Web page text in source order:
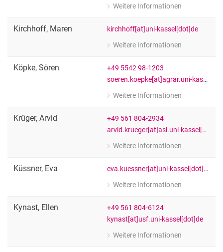
Weitere Informationen
zu Jasmina Jurasik
Kirchhoff, Maren
kirchhoff[at]uni-kassel[dot]de
Weitere Informationen
zu Maren Kirchhoff
Köpke, Sören
+49 5542 98-1203
soeren.koepke[at]agrar.uni-kassel[dot]de
Weitere Informationen
zu Sören Köpke
Krüger, Arvid
+49 561 804-2934
arvid.krueger[at]asl.uni-kassel[dot]de
Weitere Informationen
zu Arvid Krüger
Küssner, Eva
eva.kuessner[at]uni-kassel[dot]de
Weitere Informationen
zu Eva Küssner
Kynast, Ellen
+49 561 804-6124
kynast[at]usf.uni-kassel[dot]de
Weitere Informationen
zu Ellen Kynast